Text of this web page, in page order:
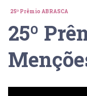
25º Prêmio ABRASCA
25º